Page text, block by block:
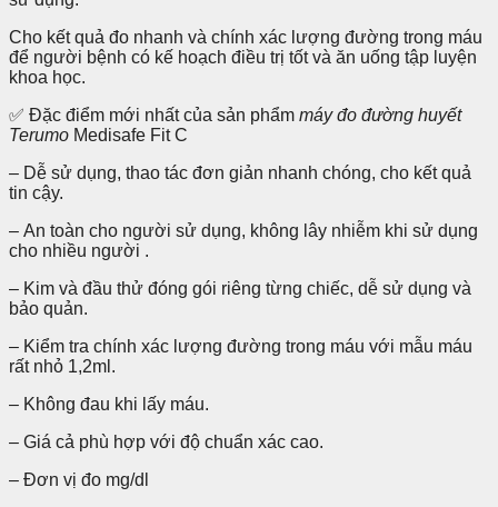
Cho kết quả đo nhanh và chính xác lượng đường trong máu
để người bệnh có kế hoạch điều trị tốt và ăn uống tập luyện
khoa học.
✅ Đặc điểm mới nhất của sản phẩm máy đo đường huyết
Terumo Medisafe Fit C
– Dễ sử dụng, thao tác đơn giản nhanh chóng, cho kết quả
tin cậy.
– An toàn cho người sử dụng, không lây nhiễm khi sử dụng
cho nhiều người .
– Kim và đầu thử đóng gói riêng từng chiếc, dễ sử dụng và
bảo quản.
– Kiểm tra chính xác lượng đường trong máu với mẫu máu
rất nhỏ 1,2ml.
– Không đau khi lấy máu.
– Giá cả phù hợp với độ chuẩn xác cao.
– Đơn vị đo mg/dl